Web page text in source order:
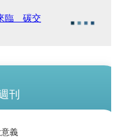
臨 碳交
刊
義